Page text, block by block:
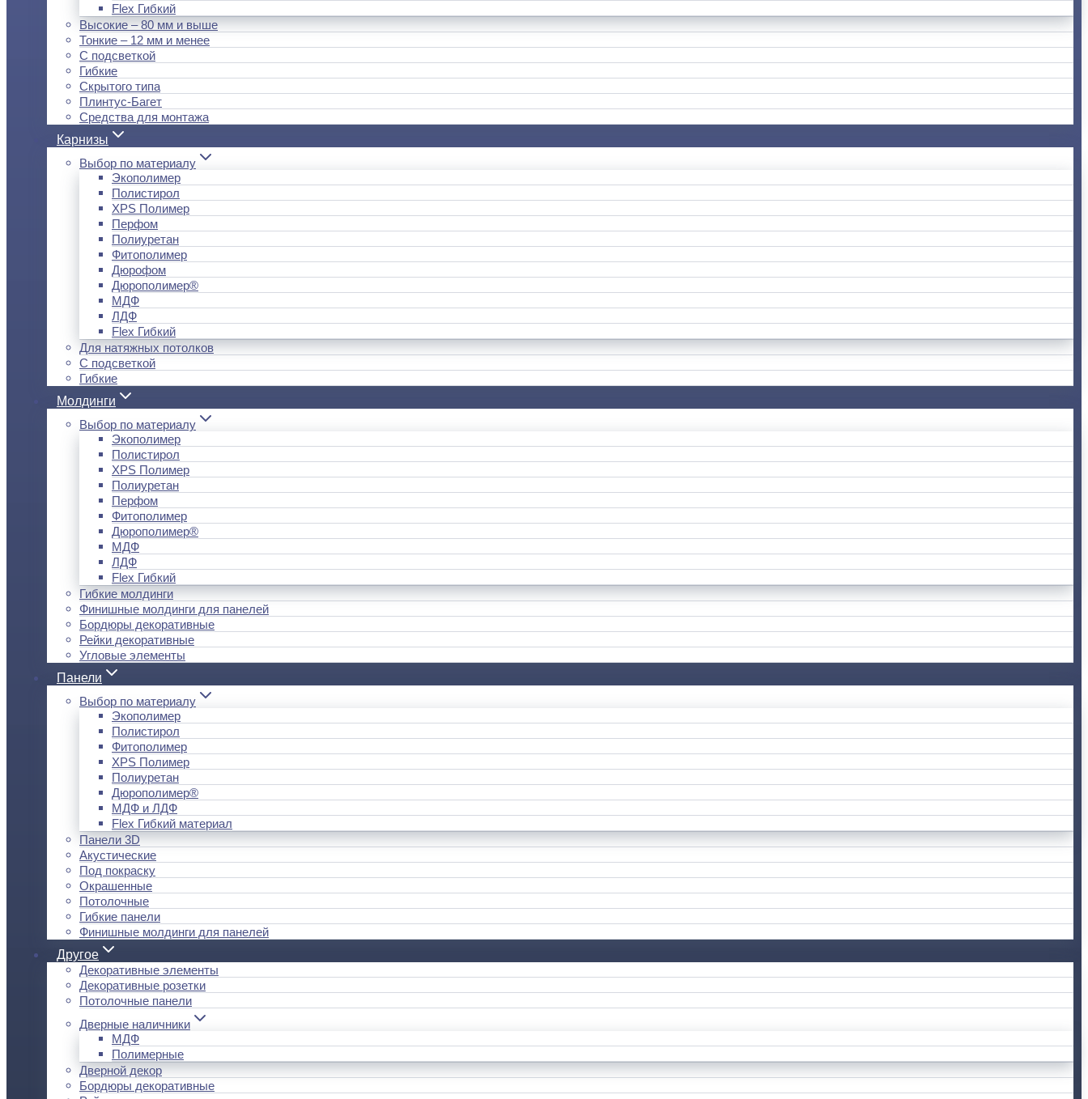
Flex Гибкий
Высокие – 80 мм и выше
Тонкие – 12 мм и менее
С подсветкой
Гибкие
Скрытого типа
Плинтус-Багет
Средства для монтажа
Карнизы
Выбор по материалу
Экополимер
Полистирол
XPS Полимер
Перфом
Полиуретан
Фитополимер
Дюрофом
Дюрополимер®
МДФ
ЛДФ
Flex Гибкий
Для натяжных потолков
С подсветкой
Гибкие
Молдинги
Выбор по материалу
Экополимер
Полистирол
XPS Полимер
Полиуретан
Перфом
Фитополимер
Дюрополимер®
МДФ
ЛДФ
Flex Гибкий
Гибкие молдинги
Финишные молдинги для панелей
Бордюры декоративные
Рейки декоративные
Угловые элементы
Панели
Выбор по материалу
Экополимер
Полистирол
Фитополимер
XPS Полимер
Полиуретан
Дюрополимер®
МДФ и ЛДФ
Flex Гибкий материал
Панели 3D
Акустические
Под покраску
Окрашенные
Потолочные
Гибкие панели
Финишные молдинги для панелей
Другое
Декоративные элементы
Декоративные розетки
Потолочные панели
Дверные наличники
МДФ
Полимерные
Дверной декор
Бордюры декоративные